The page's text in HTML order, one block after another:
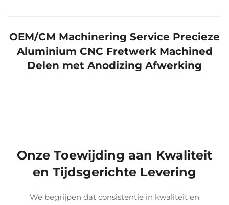
OEM/CM Machinering Service Precieze
Aluminium CNC Fretwerk Machined
Delen met Anodizing Afwerking
Onze Toewijding aan Kwaliteit
en Tijdsgerichte Levering
We begrijpen dat consistentie in kwaliteit en